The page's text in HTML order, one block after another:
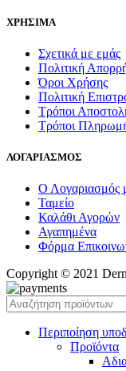
ΧΡΗΣΙΜΑ
Σχετικά με εμάς
Πολιτική
Όροι Χρήσης
Πολιτική
Τρόποι
Τρόποι
ΛΟΓΑΡΙΑΣΜΟΣ
Ο Λογαριασμός
Ταμείο
Καλάθι Αγορών
Αγαπημένα
Φόρμα
Copyright © 2021
Περιποίηση
Προϊόντα